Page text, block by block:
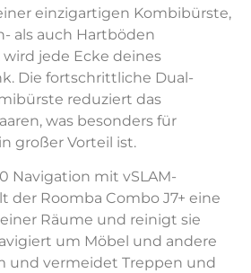
einzigartigen Kombibürste,
als auch Hartböden
jede Ecke deines
Die fortschrittliche Dual-
reduziert das
was besonders für
großer Vorteil ist.
Navigation mit vSLAM-
der Roomba Combo J7+ eine
Räume und reinigt sie
um Möbel und andere
und vermeidet Treppen und